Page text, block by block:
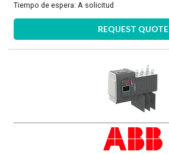
Tiempo de espera:A solicitud
REQUEST QUOTE